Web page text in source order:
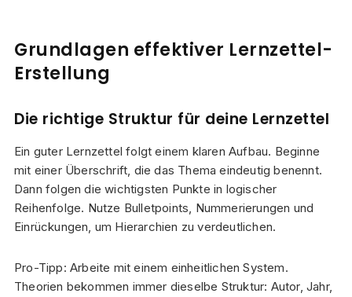
Grundlagen effektiver Lernzettel-
Erstellung
Die richtige Struktur für deine Lernzettel
Ein guter Lernzettel folgt einem klaren Aufbau. Beginne
mit einer Überschrift, die das Thema eindeutig benennt.
Dann folgen die wichtigsten Punkte in logischer
Reihenfolge. Nutze Bulletpoints, Nummerierungen und
Einrückungen, um Hierarchien zu verdeutlichen.
Pro-Tipp: Arbeite mit einem einheitlichen System.
Theorien bekommen immer dieselbe Struktur: Autor, Jahr,